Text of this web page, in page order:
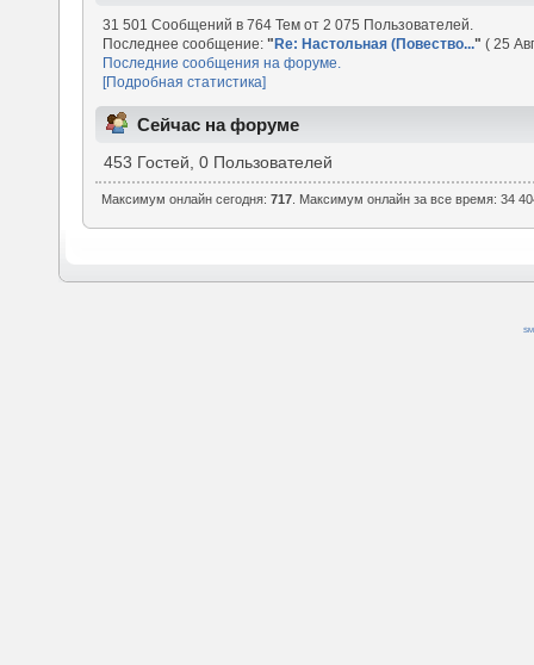
31 501 Сообщений в 764 Тем от 2 075 Пользователей.
Последнее сообщение:"Re: Настольная (Повество..." ( 25
Последние сообщения на форуме.
[Подробная статистика]
Сейчас на форуме
453 Гостей, 0 Пользователей
Максимум онлайн сегодня:717 . Максимум онлайн за все время: 34